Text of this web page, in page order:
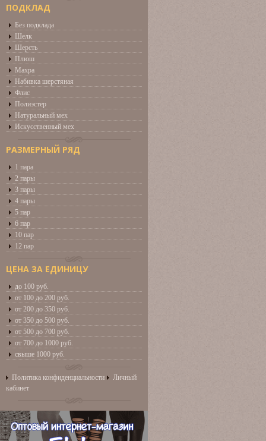
ПОДКЛАД
Без подклада
Шелк
Шерсть
Плюш
Махра
Набивка шерстяная
Флис
Полиэстер
Натуральный мех
Искусственный мех
РАЗМЕРНЫЙ РЯД
1 пара
2 пары
3 пары
4 пары
5 пар
6 пар
10 пар
12 пар
ЦЕНА ЗА ЕДИНИЦУ
до 100 руб.
от 100 до 200 руб.
от 200 до 350 руб.
от 350 до 500 руб.
от 500 до 700 руб.
от 700 до 1000 руб.
свыше 1000 руб.
Политика конфиденциальности
Личный
кабинет